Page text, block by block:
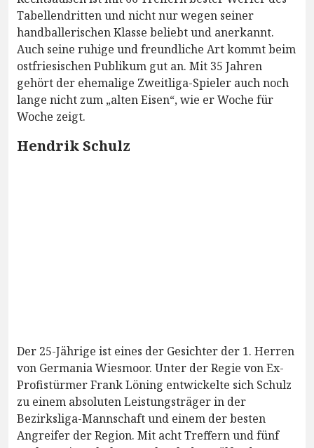
Tabellendritten und nicht nur wegen seiner
handballerischen Klasse beliebt und anerkannt.
Auch seine ruhige und freundliche Art kommt beim
ostfriesischen Publikum gut an. Mit 35 Jahren
gehört der ehemalige Zweitliga-Spieler auch noch
lange nicht zum „alten Eisen“, wie er Woche für
Woche zeigt.
Hendrik Schulz
Der 25-Jährige ist eines der Gesichter der 1. Herren
von Germania Wiesmoor. Unter der Regie von Ex-
Profistürmer Frank Löning entwickelte sich Schulz
zu einem absoluten Leistungsträger in der
Bezirksliga-Mannschaft und einem der besten
Angreifer der Region. Mit acht Treffern und fünf